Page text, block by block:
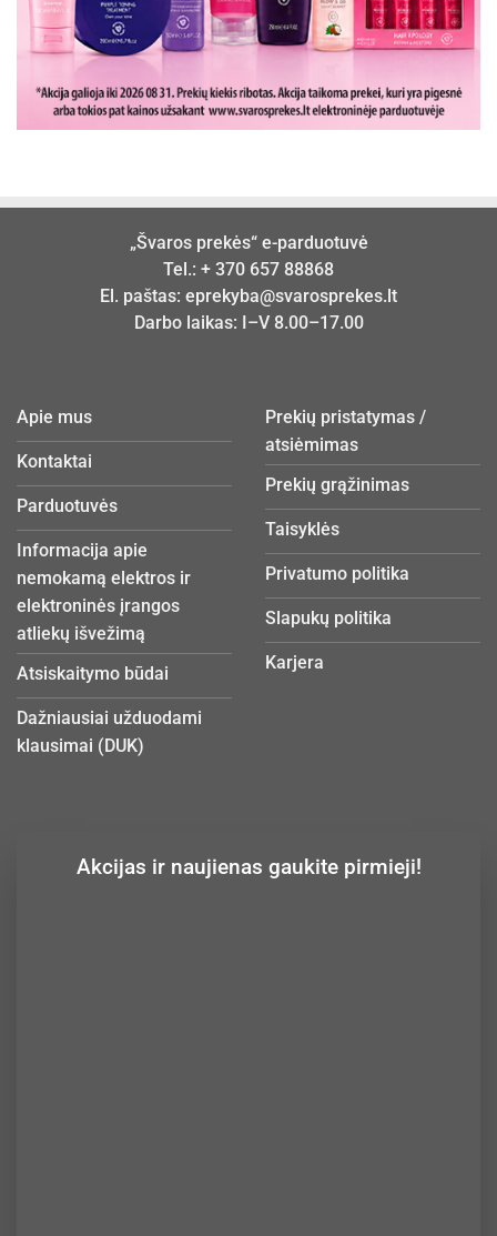
„Švaros prekės“ e-parduotuvė
Tel.: + 370 657 88868
El. paštas: eprekyba@svarosprekes.lt
Darbo laikas: I–V 8.00–17.00
Apie mus
Kontaktai
Parduotuvės
Informacija apie
nemokamą elektros ir
elektroninės įrangos
atliekų išvežimą
Atsiskaitymo būdai
Dažniausiai užduodami
klausimai (DUK)
Prekių pristatymas /
atsiėmimas
Prekių grąžinimas
Taisyklės
Privatumo politika
Slapukų politika
Karjera
Akcijas ir naujienas gaukite pirmieji!